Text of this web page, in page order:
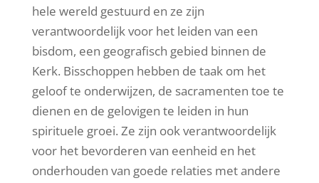
hele wereld gestuurd en ze zijn
verantwoordelijk voor het leiden van een
bisdom, een geografisch gebied binnen de
Kerk. Bisschoppen hebben de taak om het
geloof te onderwijzen, de sacramenten toe te
dienen en de gelovigen te leiden in hun
spirituele groei. Ze zijn ook verantwoordelijk
voor het bevorderen van eenheid en het
onderhouden van goede relaties met andere